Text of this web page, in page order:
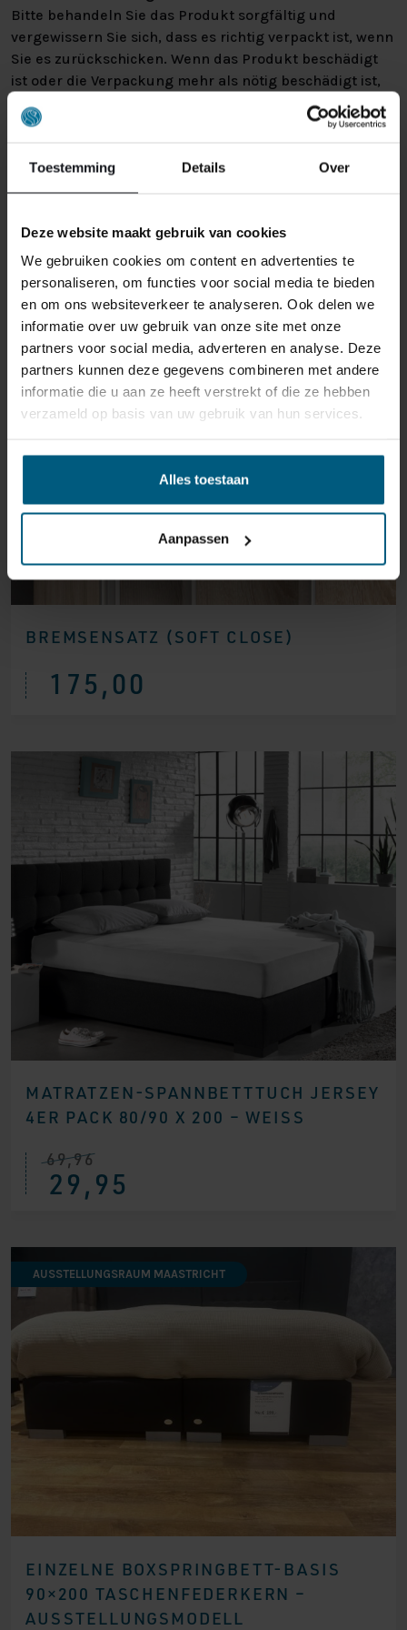
Toestemming Details Over
Deze website maakt gebruik van cookies
We gebruiken cookies om content en advertenties te
personaliseren, om functies voor social media te bieden
en om ons websiteverkeer te analyseren. Ook delen we
informatie over uw gebruik van onze site met onze
partners voor social media, adverteren en analyse. Deze
partners kunnen deze gegevens combineren met andere
informatie die u aan ze heeft verstrekt of die ze hebben
verzameld op basis van uw gebruik van hun services.
Alles toestaan
Aanpassen
Bitte behandeln Sie das Produkt sorgfältig und
vergewissern Sie sich, dass es richtig verpackt ist, wenn
Sie es zurückschicken. Wenn das Produkt beschädigt
ist oder die Verpackung mehr als nötig beschädigt ist,
können wir Ihnen diese Wertminderung des Produkts
in Rechnung stellen.
ÄHNLICHE PRODUKTE
BREMSENSATZ (SOFT CLOSE)
175,00
MATRATZEN-SPANNBETTTUCH JERSEY
4ER PACK 80/90 X 200 – WEISS
69,96
Ursprünglicher
Preis
war:
29,95
Aktueller
Preis
ist:
EINZELNE BOXSPRINGBETT-BASIS
90×200 TASCHENFEDERKERN –
AUSSTELLUNGSMODELL
AUSSTELLUNGSRAUM MAASTRICHT